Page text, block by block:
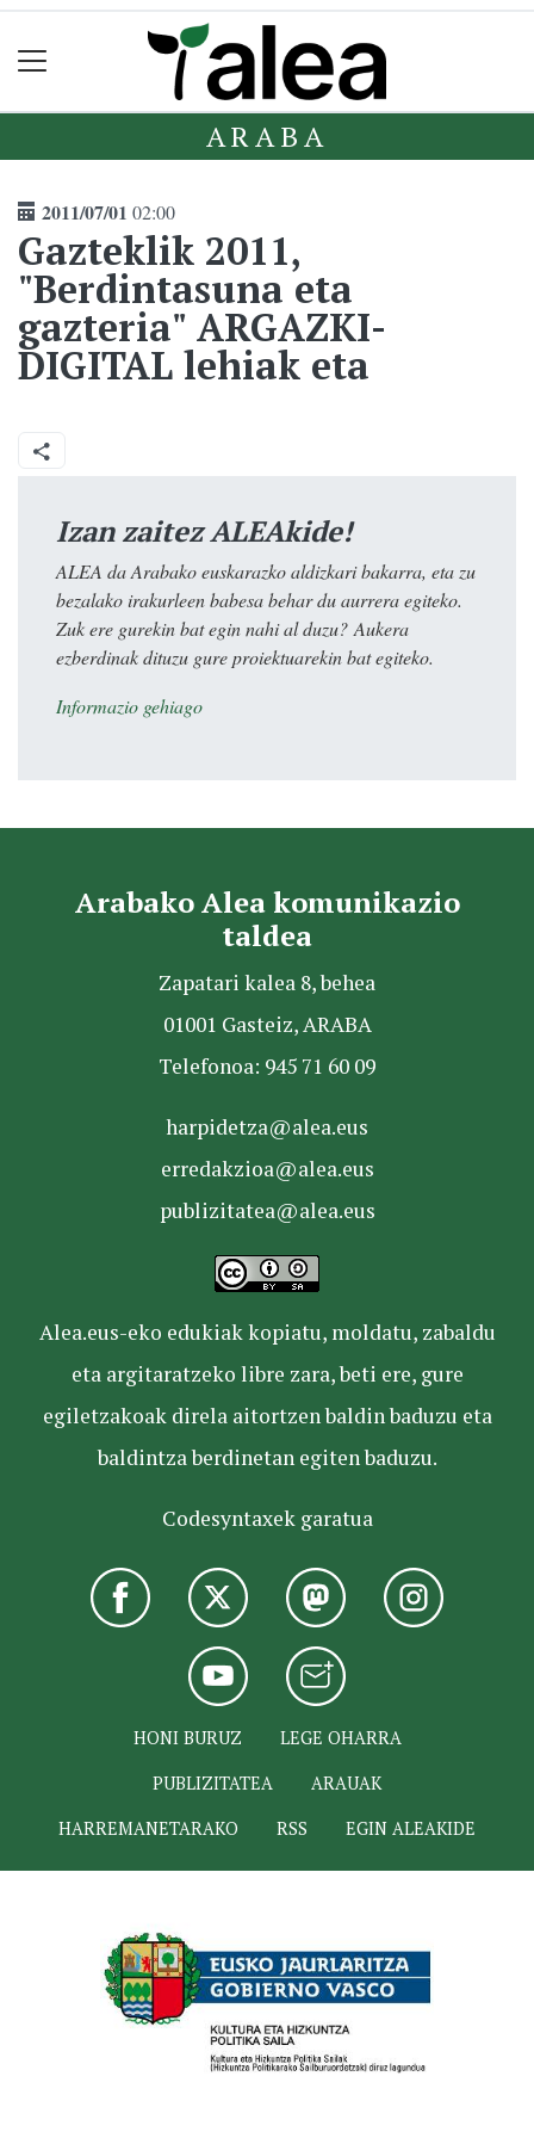
ARABA
2011/07/01 02:00
Gazteklik 2011,
"Berdintasuna eta
gazteria" ARGAZKI-
DIGITAL lehiak eta
Izan zaitez ALEAkide!
ALEA da Arabako euskarazko aldizkari bakarra, eta zu
bezalako irakurleen babesa behar du aurrera egiteko.
Zuk ere gurekin bat egin nahi al duzu? Aukera
ezberdinak dituzu gure proiektuarekin bat egiteko.
Informazio gehiago
Arabako Alea komunikazio
taldea
Zapatari kalea 8, behea
01001 Gasteiz, ARABA
Telefonoa: 945 71 60 09
harpidetza@alea.eus
erredakzioa@alea.eus
publizitatea@alea.eus
Alea.eus-eko edukiak kopiatu, moldatu, zabaldu
eta argitaratzeko libre zara, beti ere, gure
egiletzakoak direla aitortzen baldin baduzu eta
baldintza berdinetan egiten baduzu.
Codesyntaxek garatua
HONI BURUZ
LEGE OHARRA
PUBLIZITATEA
ARAUAK
HARREMANETARAKO
RSS EGIN ALEAKIDE